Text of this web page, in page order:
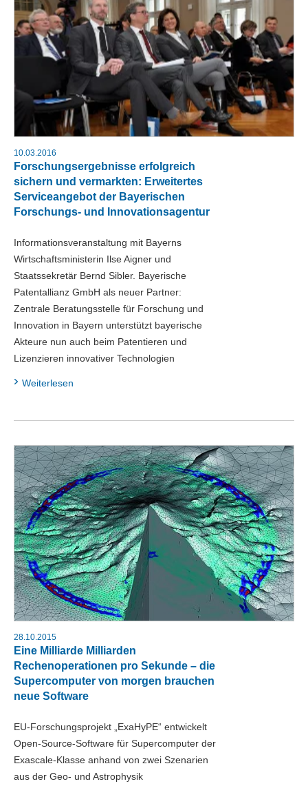
10.03.2016
Forschungsergebnisse erfolgreich
sichern und vermarkten: Erweitertes
Serviceangebot der Bayerischen
Forschungs- und Innovationsagentur
Informationsveranstaltung mit Bayerns
Wirtschaftsministerin Ilse Aigner und
Staatssekretär Bernd Sibler. Bayerische
Patentallianz GmbH als neuer Partner:
Zentrale Beratungsstelle für Forschung und
Innovation in Bayern unterstützt bayerische
Akteure nun auch beim Patentieren und
Lizenzieren innovativer Technologien
Weiterlesen
28.10.2015
Eine Milliarde Milliarden
Rechenoperationen pro Sekunde – die
Supercomputer von morgen brauchen
neue Software
EU-Forschungsprojekt „ExaHyPE“ entwickelt
Open-Source-Software für Supercomputer der
Exascale-Klasse anhand von zwei Szenarien
aus der Geo- und Astrophysik